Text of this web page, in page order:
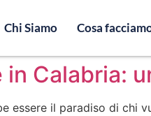
Chi Siamo Cosa
Calabria:
essere il paradiso di chi